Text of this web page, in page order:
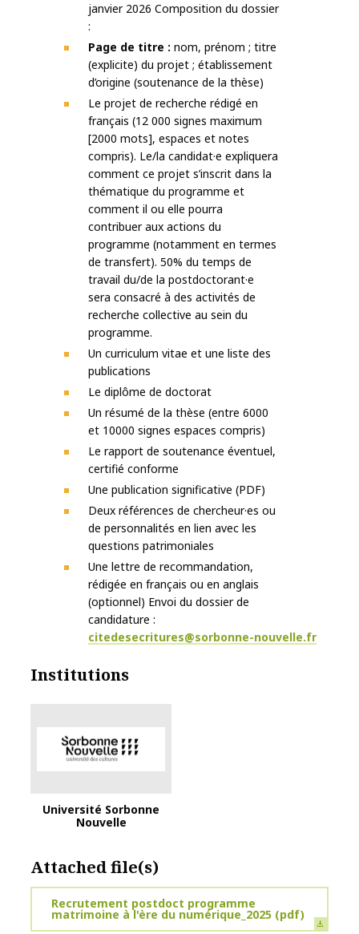
janvier 2026 Composition du dossier
:
Page de titre : nom, prénom ; titre
(explicite) du projet ; établissement
d’origine (soutenance de la thèse)
Le projet de recherche rédigé en
français (12 000 signes maximum
[2000 mots], espaces et notes
compris). Le/la candidat·e expliquera
comment ce projet s’inscrit dans la
thématique du programme et
comment il ou elle pourra
contribuer aux actions du
programme (notamment en termes
de transfert). 50% du temps de
travail du/de la postdoctorant·e
sera consacré à des activités de
recherche collective au sein du
programme.
Un curriculum vitae et une liste des
publications
Le diplôme de doctorat
Un résumé de la thèse (entre 6000
et 10000 signes espaces compris)
Le rapport de soutenance éventuel,
certifié conforme
Une publication significative (PDF)
Deux références de chercheur·es ou
de personnalités en lien avec les
questions patrimoniales
Une lettre de recommandation,
rédigée en français ou en anglais
(optionnel) Envoi du dossier de
candidature :
citedesecritures@sorbonne-nouvelle.fr
Institutions
Logo Sorbonne Nouvelle
Université Sorbonne
Nouvelle
Attached file(s)
Recrutement postdoct programme
matrimoine à l'ère du numérique_2025 (pdf)